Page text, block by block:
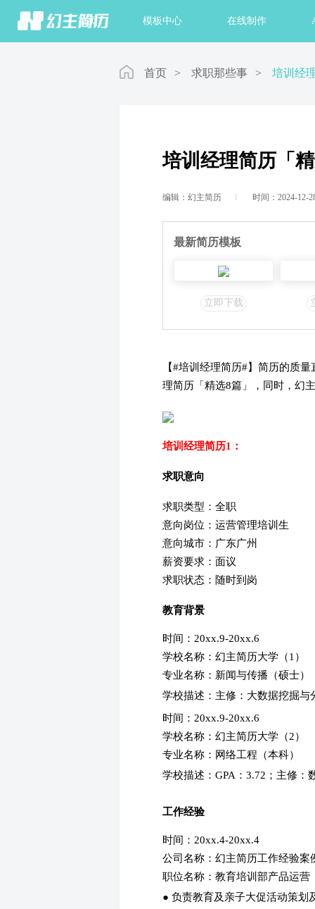
首页 模板中心 在线制作
首页 > 求职那些事 > 培训经
培训经理简历「
编辑：幻主简历 时间：2024-12-
最新简历模板
立即下载
【#培训经理简历#】简历的质
理简历「精选8篇」，同时，幻
培训经理简历1：
求职意向
求职类型：全职
意向岗位：运营管理培训生
意向城市：广东广州
薪资要求：面议
求职状态：随时到岗
教育背景
时间：20xx.9-20xx.6
学校名称：幻主简历大学（1）
专业名称：新闻与传播（硕士
学校描述：主修：大数据挖掘
时间：20xx.9-20xx.6
学校名称：幻主简历大学（2）
专业名称：网络工程（本科）
学校描述：GPA：3.72；主修：
工作经验
时间：20xx.4-20xx.4
公司名称：幻主简历工作经验
职位名称：教育培训部产品运
● 负责教育及亲子大促活动策划